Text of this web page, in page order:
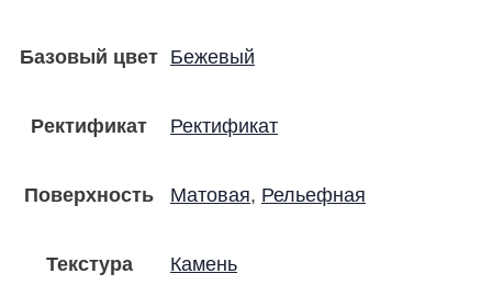
Базовый цвет Бежевый
Ректификат Ректификат
Поверхность Матовая, Рельефная
Текстура Камень